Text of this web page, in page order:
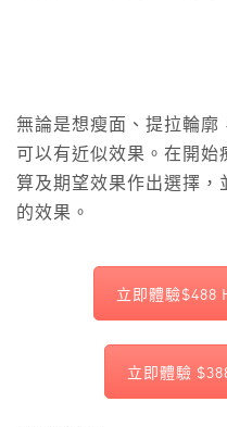
無論是想瘦面、提拉輪廓
可以有近似效果。在開
算及期望效果作出選擇，
的效果。
立即體驗$488
立即體驗